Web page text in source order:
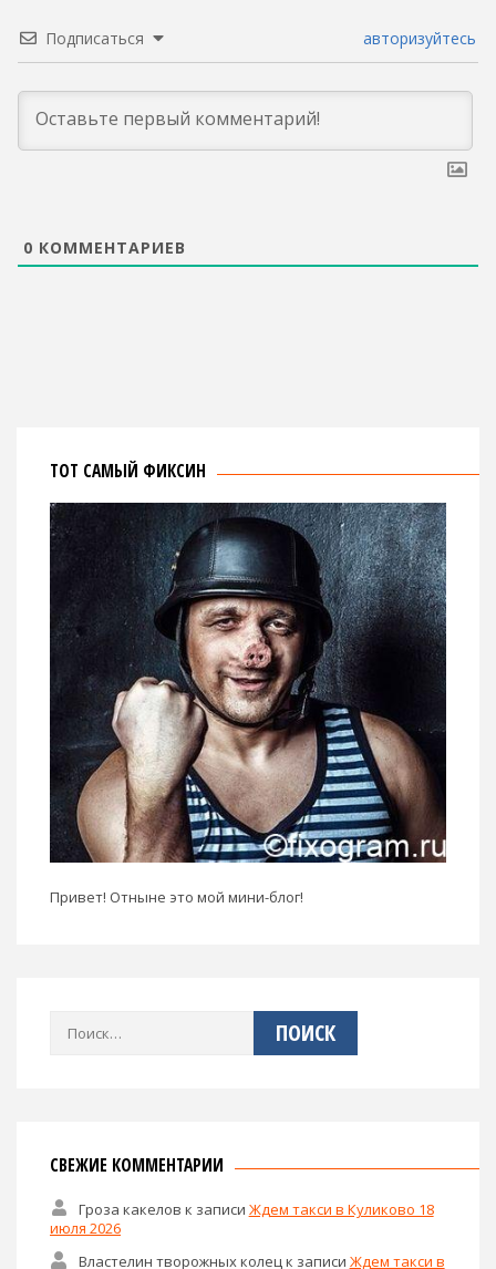
Подписаться авторизуйтесь
0 КОММЕНТАРИЕВ
ТОТ САМЫЙ ФИКСИН
Привет! Отныне это мой мини-блог!
Найти:
СВЕЖИЕ КОММЕНТАРИИ
Гроза какелов к записи Ждем такси в Куликово 18
июля 2026
Властелин творожных колецк записи Ждем такси в